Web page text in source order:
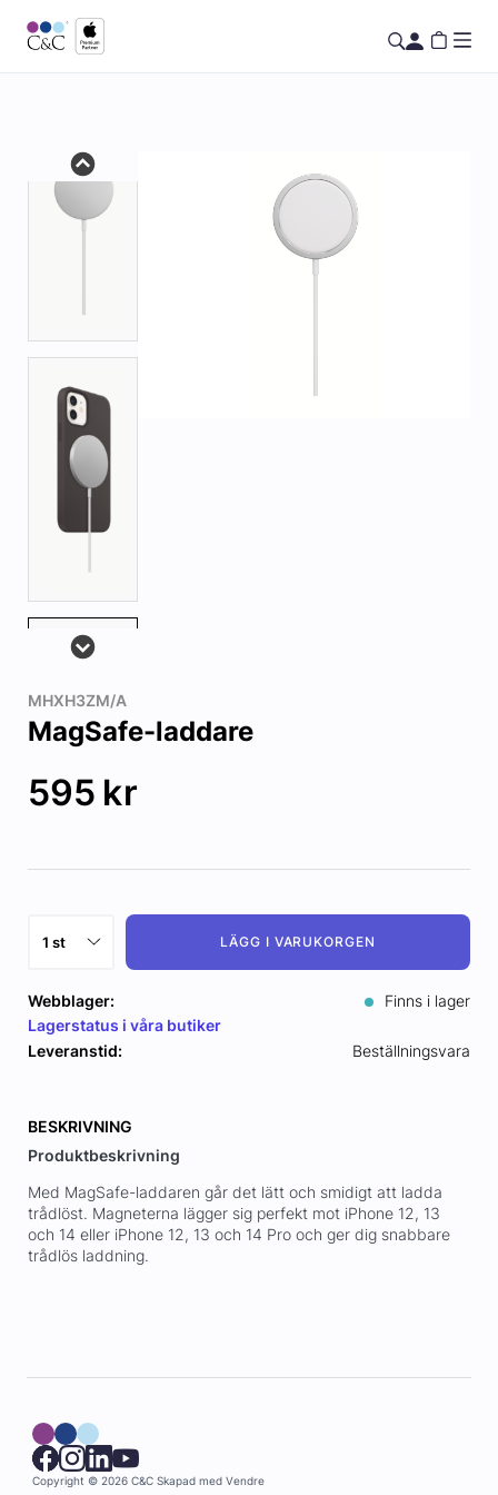
MHXH3ZM/A
MagSafe-laddare
595 kr
LÄGG I VARUKORGEN
Webblager:
Finns i lager
Lagerstatus i våra butiker
Leveranstid:
Beställningsvara
BESKRIVNING
Produktbeskrivning
Med MagSafe-laddaren går det lätt och smidigt att ladda
trådlöst. Magneterna lägger sig perfekt mot iPhone 12, 13
och 14 eller iPhone 12, 13 och 14 Pro och ger dig snabbare
trådlös laddning.
Copyright © 2026 C&C Skapad med Vendre